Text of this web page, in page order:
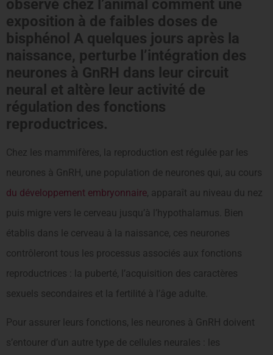
observé chez l’animal comment une
exposition à de faibles doses de
bisphénol A quelques jours après la
naissance, perturbe l’intégration des
neurones à GnRH dans leur circuit
neural et altère leur activité de
régulation des fonctions
reproductrices.
Chez les mammifères, la reproduction est régulée par les
neurones à GnRH, une population de neurones qui, au cours
du développement embryonnaire, apparaît au niveau du nez
puis migre vers le cerveau jusqu’à l’hypothalamus. Bien
établis dans le cerveau à la naissance, ces neurones
contrôleront tous les processus associés aux fonctions
reproductrices : la puberté, l’acquisition des caractères
sexuels secondaires et la fertilité à l’âge adulte.
Pour assurer leurs fonctions, les neurones à GnRH doivent
s’entourer d’un autre type de cellules neurales : les